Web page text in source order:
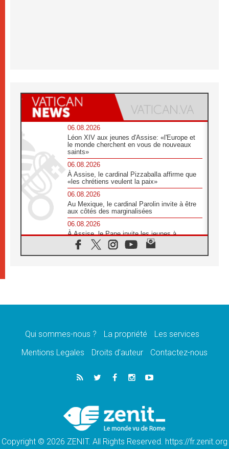
06.08.2026
Léon XIV aux jeunes d'Assise: «l'Europe et
le monde cherchent en vous de nouveaux
saints»
06.08.2026
À Assise, le cardinal Pizzaballa affirme que
«les chrétiens veulent la paix»
06.08.2026
Au Mexique, le cardinal Parolin invite à être
aux côtés des marginalisées
06.08.2026
À Assise, le Pape invite les jeunes à
«construire la civilisation de l'amour»
05.08.2026
d'entendre ceux qui bénissent la guerre»
Léon XIV au Pérou, une lueur d'espoir pour
05.08.2026
SCEAM: L'Église en Afrique vers
05.08.2026
Le Pape exprime ses condoléances suite au
décès du cardinal Júlio Langa
Qui sommes-nous ? La propriété
Les services
Mentions Legales
Droits d’auteur Contactez-nous
Copyright © 2026 ZENIT. All Rights Reserved. https://fr.zenit.org